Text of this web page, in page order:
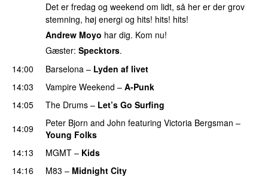
Det er fredag og weekend om lidt, så her er der grov
stemning, høj energi og hits! hits! hits!
Andrew Moyo har dig. Kom nu!
Gæster: Specktors.
14:00
Barselona – Lyden af livet
14:03
Vampire Weekend – A-Punk
14:05
The Drums – Let’s Go Surfing
14:09 Peter Bjorn and John featuring Victoria Bergsman –
Young Folks
14:13
MGMT – Kids
14:16
M83 – Midnight City